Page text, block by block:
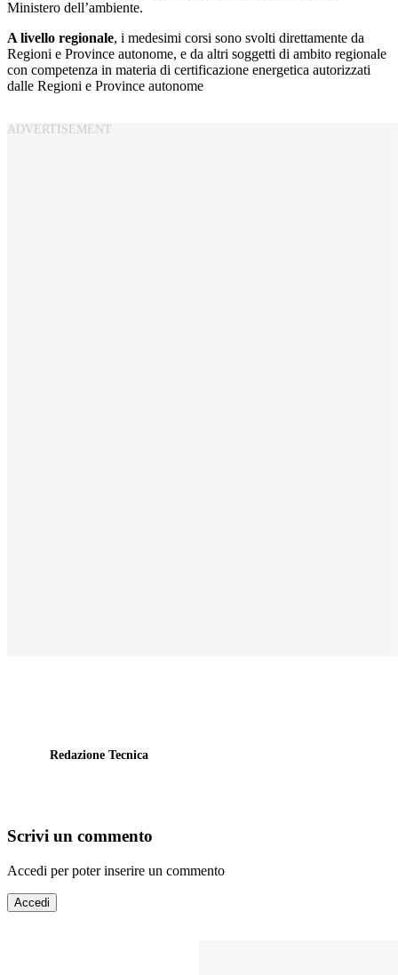
Ministero dell’ambiente.
A livello regionale, i medesimi corsi sono svolti direttamente da
Regioni e Province autonome, e da altri soggetti di ambito regionale
con competenza in materia di certificazione energetica autorizzati
dalle Regioni e Province autonome
Redazione Tecnica
Scrivi un commento
Accedi per poter inserire un commento
Accedi